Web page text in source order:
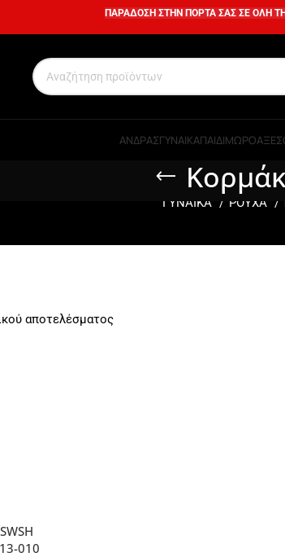
ΠΑΡΑΔΟΣΗ ΣΤΗΝ ΠΟΡΤΑ ΣΑΣ ΣΕ ΟΛΗ
ΑΝΔΡΑΣΓΥΝΑΙΚΑΠΑΙΔΙΜΩΡΟ
ΓΥΝΑΙΚΑ ΡΟΥΧΑ
αποτελέσματος
010